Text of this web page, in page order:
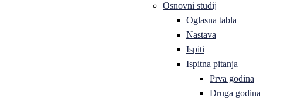
Osnovni studij
Oglasna tabla
Nastava
Ispiti
Ispitna pitanja
Prva godina
Druga godina